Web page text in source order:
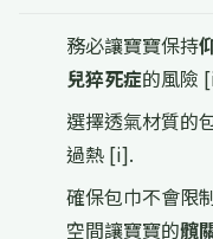
務必讓寶寶保持
兒猝死症的風險
選擇透氣材質的
過熱 [i].
確保包巾不會限
空間讓寶寶的髖